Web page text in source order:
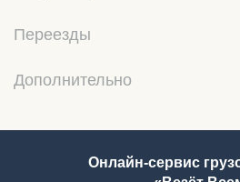
Переезды
Дополнительно
Онлайн-сервис